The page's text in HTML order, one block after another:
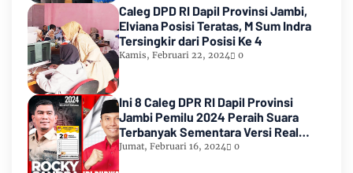
Caleg DPD RI Dapil Provinsi Jambi,
Elviana Posisi Teratas, M Sum Indra
Tersingkir dari Posisi Ke 4
Kamis, Februari 22, 2024 0
Ini 8 Caleg DPR RI Dapil Provinsi
Jambi Pemilu 2024 Peraih Suara
Terbanyak Sementara Versi Real
Count KPU RI
Jumat, Februari 16, 2024 0